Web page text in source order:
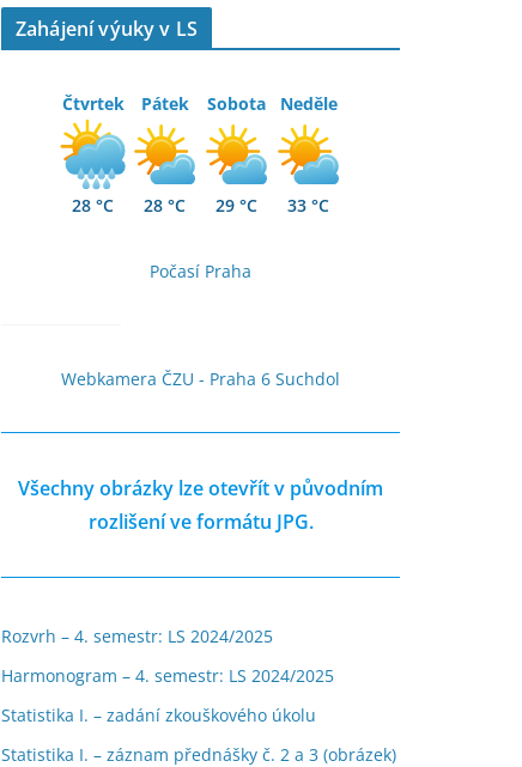
Zahájení výuky v LS
Čtvrtek
28 °C
Pátek
28 °C
Sobota
29 °C
Neděle
33 °C
Počasí Praha
Webkamera ČZU - Praha 6 Suchdol
Všechny obrázky lze otevřít v původním
rozlišení ve formátu JPG.
Rozvrh – 4. semestr: LS 2024/2025
Harmonogram – 4. semestr: LS 2024/2025
Statistika I. – zadání zkouškového úkolu
Statistika I. – záznam přednášky č. 2 a 3 (obrázek)